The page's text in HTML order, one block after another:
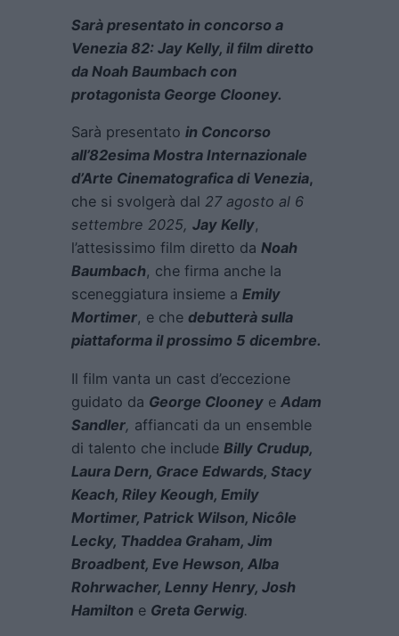
Sarà presentato in concorso a
Venezia 82: Jay Kelly, il film diretto
da Noah Baumbach con
protagonista George Clooney.
Sarà presentato in Concorso
all’82esima Mostra Internazionale
d’Arte Cinematografica di Venezia,
che si svolgerà dal 27 agosto al 6
settembre 2025, Jay Kelly,
l’attesissimo film diretto da Noah
Baumbach, che firma anche la
sceneggiatura insieme a Emily
Mortimer, e che debutterà sulla
piattaforma il prossimo 5 dicembre.
Il film vanta un cast d’eccezione
guidato da George Clooney e Adam
Sandler, affiancati da un ensemble
di talento che include Billy Crudup,
Laura Dern, Grace Edwards, Stacy
Keach, Riley Keough, Emily
Mortimer, Patrick Wilson, Nicôle
Lecky, Thaddea Graham, Jim
Broadbent, Eve Hewson, Alba
Rohrwacher, Lenny Henry, Josh
Hamilton e Greta Gerwig.